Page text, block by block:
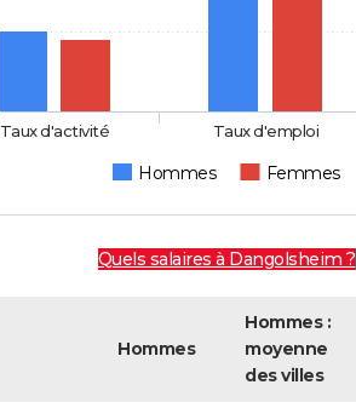
Hommes Femmes
Taux d'activité Taux d'emploi
Quels salaires à Dangolsheim ?
Hommes
Hommes :
moyenne
des villes